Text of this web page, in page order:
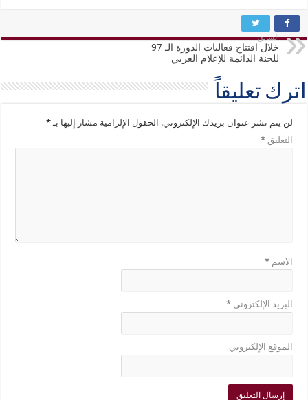
السابق
خلال افتتاح فعاليات الدورة الـ 97
للجنة الدائمة للإعلام العربي
اترك تعليقاً
لن يتم نشر عنوان بريدك الإلكتروني. الحقول الإلزامية مشار إليها بـ*
التعليق*
الاسم*
البريد الإلكتروني*
الموقع الإلكتروني